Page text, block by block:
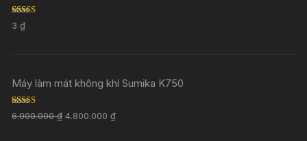
Rated
out of 5
3₫
Máy làm mát không khí Sumika K750
Rated 5.00
out of 5
6.900.000₫ 4.800.000₫